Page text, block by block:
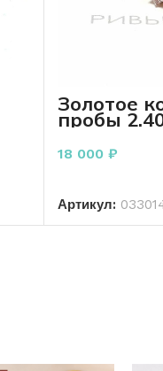
Золотое
пробы
18 000 ₽
Артикул: